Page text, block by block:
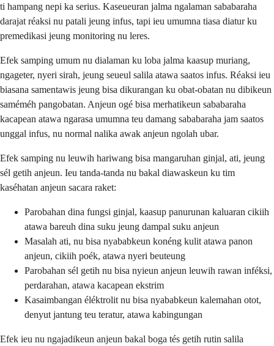
ti hampang nepi ka serius. Kaseueuran jalma ngalaman sababaraha
darajat réaksi nu patali jeung infus, tapi ieu umumna tiasa diatur ku
premedikasi jeung monitoring nu leres.
Efek samping umum nu dialaman ku loba jalma kaasup muriang,
ngageter, nyeri sirah, jeung seueul salila atawa saatos infus. Réaksi ieu
biasana samentawis jeung bisa dikurangan ku obat-obatan nu dibikeun
saméméh pangobatan. Anjeun ogé bisa merhatikeun sababaraha
kacapean atawa ngarasa umumna teu damang sababaraha jam saatos
unggal infus, nu normal nalika awak anjeun ngolah ubar.
Efek samping nu leuwih hariwang bisa mangaruhan ginjal, ati, jeung
sél getih anjeun. Ieu tanda-tanda nu bakal diawaskeun ku tim
kaséhatan anjeun sacara raket:
Parobahan dina fungsi ginjal, kaasup panurunan kaluaran cikiih
atawa bareuh dina suku jeung dampal suku anjeun
Masalah ati, nu bisa nyababkeun konéng kulit atawa panon
anjeun, cikiih poék, atawa nyeri beuteung
Parobahan sél getih nu bisa nyieun anjeun leuwih rawan inféksi,
perdarahan, atawa kacapean ekstrim
Kasaimbangan éléktrolit nu bisa nyababkeun kalemahan otot,
denyut jantung teu teratur, atawa kabingungan
Efek ieu nu ngajadikeun anjeun bakal boga tés getih rutin salila